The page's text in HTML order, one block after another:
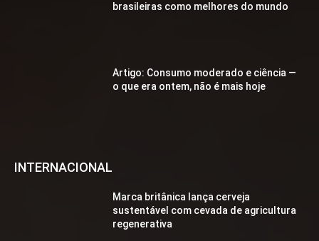
brasileiras como melhores do mundo
Artigo: Consumo moderado e ciência —
o que era ontem, não é mais hoje
INTERNACIONAL
Marca britânica lança cerveja
sustentável com cevada de agricultura
regenerativa